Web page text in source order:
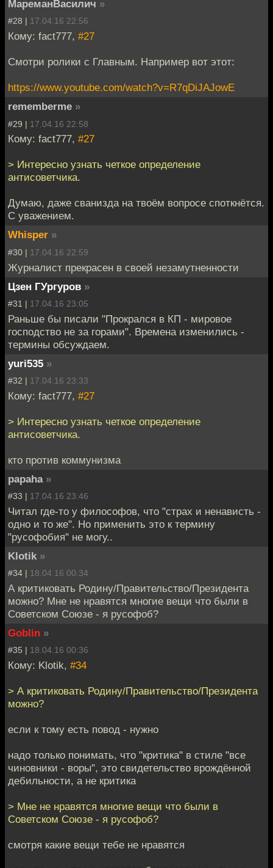
МареманВасилич »
#28 | 17.04.16 22:56
Кому: fact777, #27
Смотри ролики с Главным. Например вот этот:
https://www.youtube.com/watch?v=R7qDiJAJowE
rememberme »
#29 | 17.04.16 22:58
Кому: fact777, #27
> Интересно узнать четкое определение
антисоветчика.
Думаю, даже сванизда на твоём вопросе споткнётся.
С уважением.
Whisper »
#30 | 17.04.16 22:59
Журналист прекрасен в своей незамутненности
Цзен ГУргуров »
#31 | 17.04.16 23:05
Раньше бы писали "Прокрался в КП - мировое
господство не за горами". Времена изменились -
термины обсуждаем.
yuri535 »
#32 | 17.04.16 23:33
Кому: fact777, #27
> Интересно узнать четкое определение
антисоветчика.
кто против коммунизма
papaha »
#33 | 17.04.16 23:46
Читал где-то у философов, что "страх и ненависть -
одно и то же". Но применить это к термину
"русофобия" не могу..
Klotik »
#34 | 18.04.16 00:34
А критиковать Родину/Правительство/Президента
можно? Мне не нравятся многие вещи что были в
Советском Союзе - я русофоб?
Goblin »
#35 | 18.04.16 00:36
Кому: Klotik, #34
> А критиковать Родину/Правительство/Президента
можно?
если к тому есть повод - нужно
надо только понимать, что "критика" в стиле "все
чиновники - воры", это свидетельство врождённой
дебильности, а не критика
> Мне не нравятся многие вещи что были в
Советском Союзе - я русофоб?
смотря какие вещи тебе не нравятся